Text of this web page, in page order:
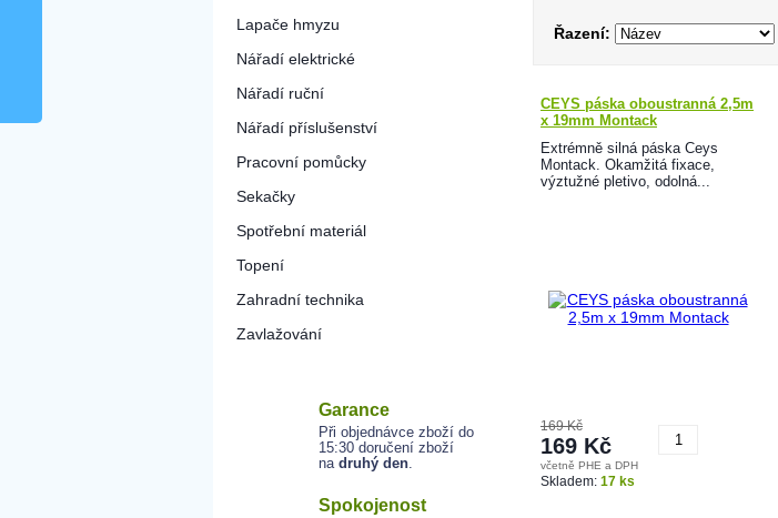
Lapače hmyzu
Nářadí elektrické
Nářadí ruční
Nářadí příslušenství
Pracovní pomůcky
Sekačky
Spotřební materiál
Topení
Zahradní technika
Zavlažování
Garance
Při objednávce zboží do
15:30 doručení zboží
na druhý den.
Spokojenost
Řazení:
CEYS páska oboustranná 2,5m
x 19mm Montack
Extrémně silná páska Ceys
Montack. Okamžitá fixace,
výztužné pletivo, odolná...
169 Kč
169 Kč
včetně PHE a DPH
Skladem: 17 ks